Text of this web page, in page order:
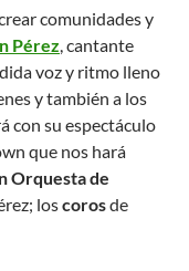
comunidades y
Pérez , cantante
voz y ritmo lleno
y también a los
con su espectáculo
que nos hará
Orquesta de
loscorosde